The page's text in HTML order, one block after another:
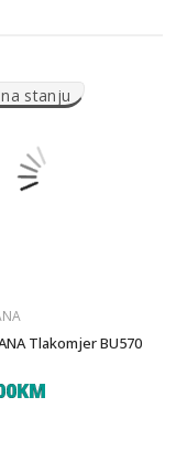
stanju
Tlakomjer BU570